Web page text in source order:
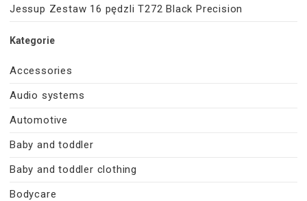
Jessup Zestaw 16 pędzli T272 Black Precision
Kategorie
Accessories
Audio systems
Automotive
Baby and toddler
Baby and toddler clothing
Bodycare